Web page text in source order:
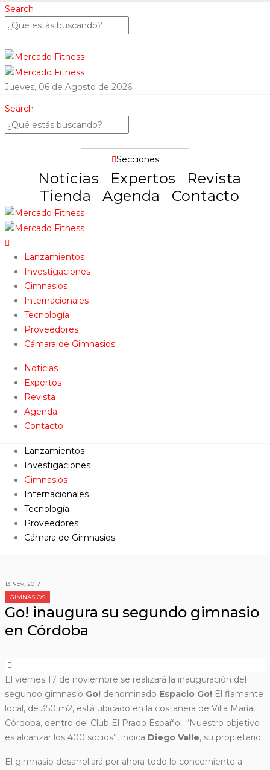
Search
Jueves, 06 de Agosto de 2026
Search
Secciones
Noticias Expertos
Revista
Tienda
Agenda Contacto
Lanzamientos
Investigaciones
Gimnasios
Internacionales
Tecnología
Proveedores
Cámara de Gimnasios
Noticias
Expertos
Revista
Agenda
Contacto
Lanzamientos
Investigaciones
Gimnasios
Internacionales
Tecnología
Proveedores
Cámara de Gimnasios
13 Nov, 2017
GIMNASIOS
Go! inaugura su segundo gimnasio
en Córdoba
El viernes 17 de noviembre se realizará la inauguración del
segundo gimnasio Go! denominado Espacio Go! El flamante
local, de 350 m2, está ubicado en la costanera de Villa María,
Córdoba, dentro del Club El Prado Español. “Nuestro objetivo
es alcanzar los 400 socios”, indica Diego Valle, su propietario.
El gimnasio desarrollará por ahora todo lo concerniente a